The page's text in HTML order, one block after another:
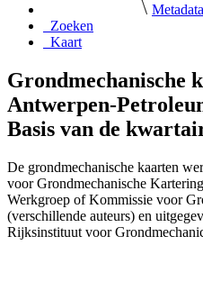
Zoeken
Kaart
Grondmechanische
Antwerpen-
Basis van de
De grondmechanische kaarten
voor Grondmechanische
Werkgroep of Kommissie voor
(verschillende auteurs) en
Rijksinstituut voor